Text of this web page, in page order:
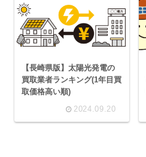
【長崎県版】太陽光発電の
買取業者ランキング(1年目買
取価格高い順)
2024.09.20